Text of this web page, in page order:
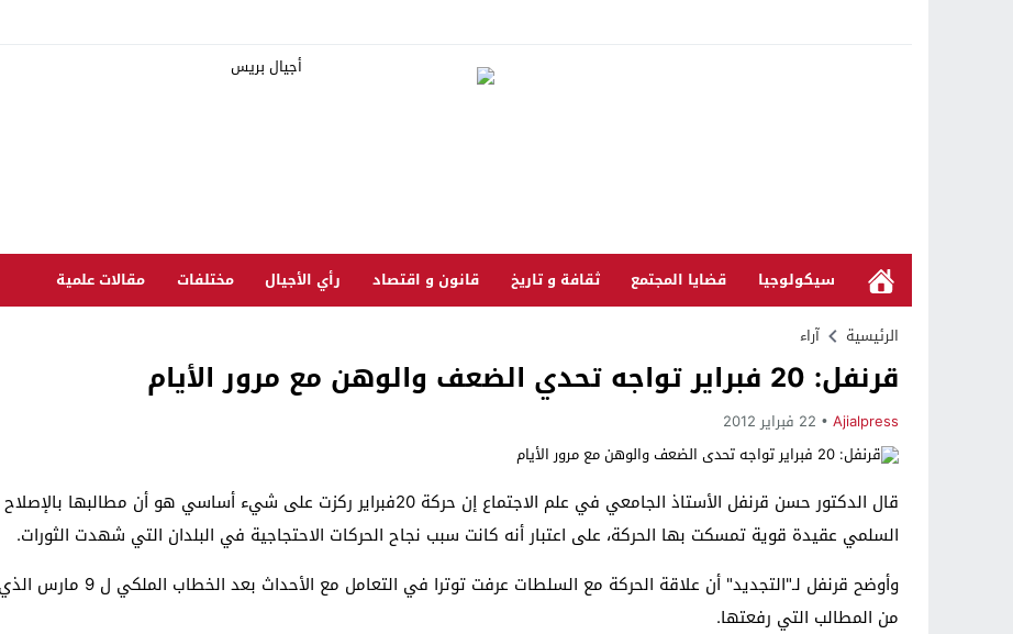
سيكولوجيا قضايا المجتمع ثقافة و تاريخ قانون و اقتصاد رأي الأجيال مختلفات مقالات علمية
الرئيسية آراء
قرنفل: 20 فبراير تواجه تحدي الضعف والوهن مع مرور الأيام
Ajialpress 22 فبراير 2012
قال الدكتور حسن قرنفل الأستاذ الجامعي في علم الاجتماع إن حركة 20فبراير ركزت على
السلمي عقيدة قوية تمسكت بها الحركة، على اعتبار أنه كانت سبب نجاح الحركات الاحتجاجية في البلدان التي شهدت الثورات.
وأوضح قرنفل لـ"التجديد" أن
من المطالب التي رفعتها.